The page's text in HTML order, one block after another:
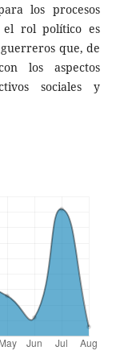
los procesos
el rol político es
que, de
los aspectos
sociales y